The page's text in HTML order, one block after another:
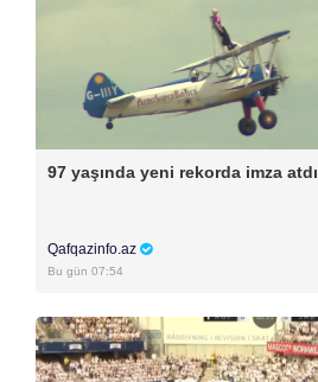
97 yaşında yeni rekorda imza atdı
Qafqazinfo.az
Bu gün 07:54